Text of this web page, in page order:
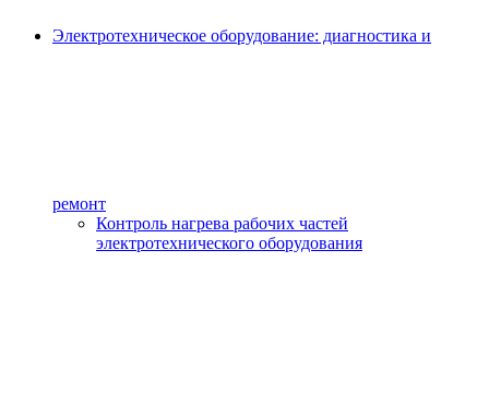
Электротехническое оборудование: диагностика и
ремонт
Контроль нагрева рабочих частей
электротехнического оборудования